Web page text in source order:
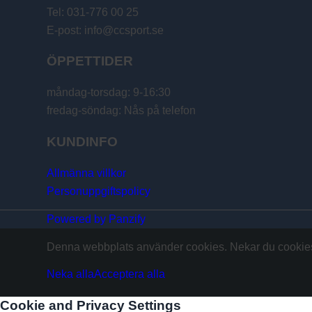
Tel: 031-776 00 25
E-post: info@ccsport.se
ÖPPETTIDER
måndag-torsdag: 9-16:30
fredag-söndag: Nås på telefon
KUNDINFO
Allmänna villkor
Personuppgiftspolicy
Powered by Panzify
Denna webbplats använder cookies. Nekar du
Neka allaAcceptera alla
Cookie and Privacy Settings